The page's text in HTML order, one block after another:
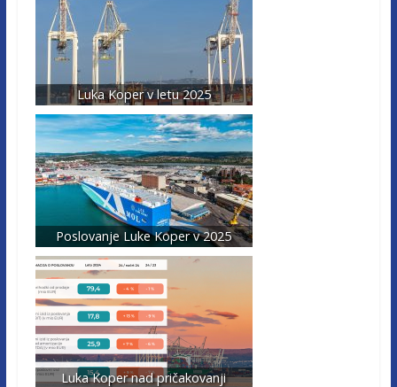
Luka Koper v letu 2025
Poslovanje Luke Koper v 2025
Luka Koper nad pričakovanji